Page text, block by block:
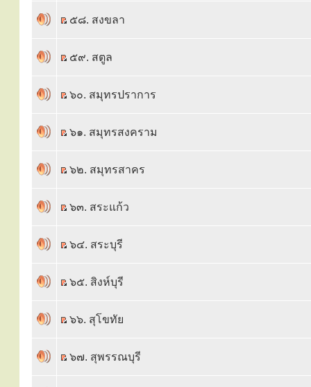
๕๘. สงขลา
๕๙. สตูล
๖๐. สมุทรปราการ
๖๑. สมุทรสงคราม
๖๒. สมุทรสาคร
๖๓. สระแก้ว
๖๔. สระบุรี
๖๕. สิงห์บุรี
๖๖. สุโขทัย
๖๗. สุพรรณบุรี